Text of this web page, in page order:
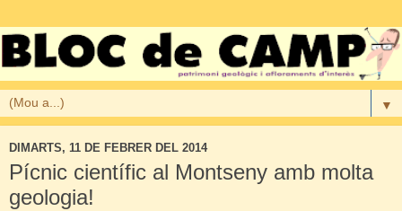
▼
DIMARTS, 11 DE FEBRER DEL 2014
Pícnic científic al Montseny amb molta
geologia!